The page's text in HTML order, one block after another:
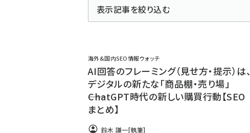
表示記事を絞り込む
海外&国内SEO情報ウォッチ
AI回答のフレーミング（見せ方・提示）は、
デジタルの新たな「商品棚・売り場」
――ChatGPT時代の新しい購買行動【SEO
まとめ】
鈴木 謙一[執筆]